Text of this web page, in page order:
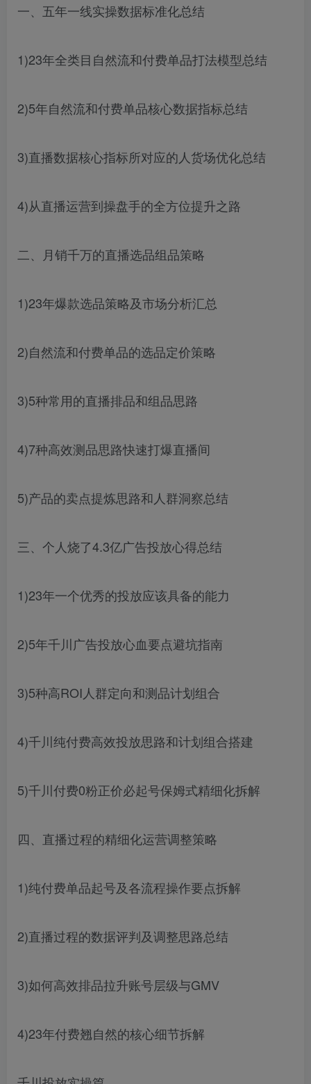
一、五年一线实操数据标准化总结
1)23年全类目自然流和付费单品打法模型总结
2)5年自然流和付费单品核心数据指标总结
3)直播数据核心指标所对应的人货场优化总结
4)从直播运营到操盘手的全方位提升之路
二、月销千万的直播选品组品策略
1)23年爆款选品策略及市场分析汇总
2)自然流和付费单品的选品定价策略
3)5种常用的直播排品和组品思路
4)7种高效测品思路快速打爆直播间
5)产品的卖点提炼思路和人群洞察总结
三、个人烧了4.3亿广告投放心得总结
1)23年一个优秀的投放应该具备的能力
2)5年千川广告投放心血要点避坑指南
3)5种高ROI人群定向和测品计划组合
4)千川纯付费高效投放思路和计划组合搭建
5)千川付费0粉正价必起号保姆式精细化拆解
四、直播过程的精细化运营调整策略
1)纯付费单品起号及各流程操作要点拆解
2)直播过程的数据评判及调整思路总结
3)如何高效排品拉升账号层级与GMV
4)23年付费翘自然的核心细节拆解